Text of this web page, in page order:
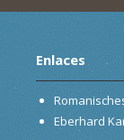
Enlaces
Eberhard